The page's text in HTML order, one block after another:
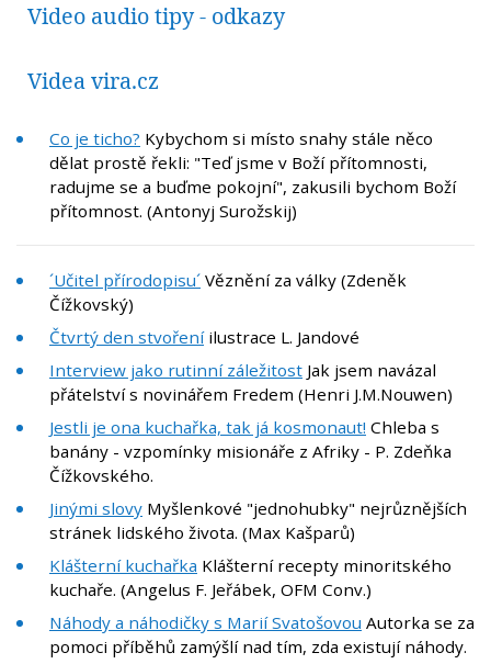
Video audio tipy - odkazy
Videa vira.cz
Co je ticho? Kybychom si místo snahy stále něco
dělat prostě řekli: "Teď jsme v Boží přítomnosti,
radujme se a buďme pokojní", zakusili bychom Boží
přítomnost. (Antonyj Surožskij)
´Učitel přírodopisu´ Věznění za války (Zdeněk
Čížkovský)
Čtvrtý den stvořeníilustrace L. Jandové
Interview jako rutinní záležitost Jak jsem navázal
přátelství s novinářem Fredem (Henri J.M.Nouwen)
Jestli je ona kuchařka, tak já kosmonaut! Chleba s
banány - vzpomínky misionáře z Afriky - P. Zdeňka
Čížkovského.
Jinými slovy Myšlenkové "jednohubky" nejrůznějších
stránek lidského života. (Max Kašparů)
Klášterní kuchařka Klášterní recepty minoritského
kuchaře. (Angelus F. Jeřábek, OFM Conv.)
Náhody a náhodičky s Marií Svatošovou Autorka se za
pomoci příběhů zamýšlí nad tím, zda existují náhody.